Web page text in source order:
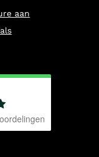
aan